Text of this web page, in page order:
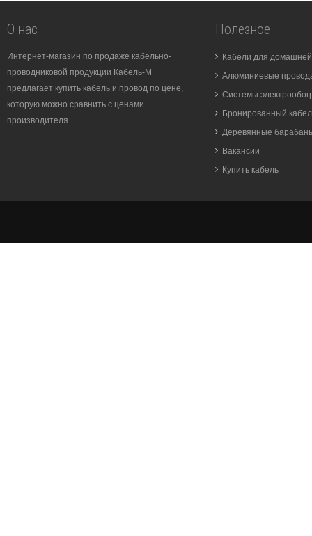
О нас
Интернет-магазин по продаже кабельно-
проводниковой продукции Кабель-М
предлагает купить кабель и провод по цене,
которую можно сравнить с ценами
производителя.
Полезное
Кабели для
Алюминиевые
Системы
Бронированный
Деревянные
Вакансии
Купить кабель